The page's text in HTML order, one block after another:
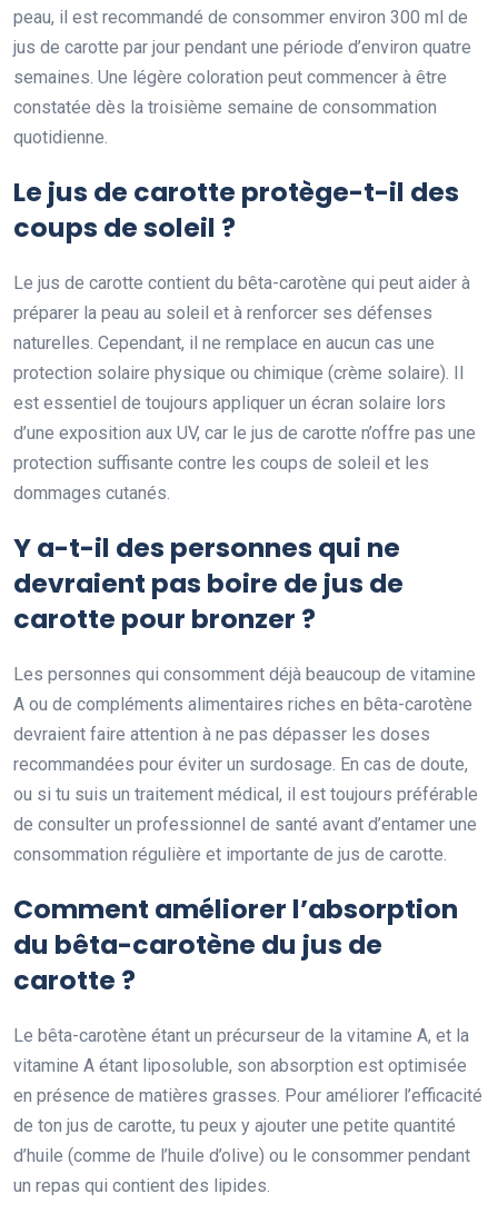
peau, il est recommandé de consommer environ 300 ml de
jus de carotte par jour pendant une période d’environ quatre
semaines. Une légère coloration peut commencer à être
constatée dès la troisième semaine de consommation
quotidienne.
Le jus de carotte protège-t-il des
coups de soleil ?
Le jus de carotte contient du bêta-carotène qui peut aider à
préparer la peau au soleil et à renforcer ses défenses
naturelles. Cependant, il ne remplace en aucun cas une
protection solaire physique ou chimique (crème solaire). Il
est essentiel de toujours appliquer un écran solaire lors
d’une exposition aux UV, car le jus de carotte n’offre pas une
protection suffisante contre les coups de soleil et les
dommages cutanés.
Y a-t-il des personnes qui ne
devraient pas boire de jus de
carotte pour bronzer ?
Les personnes qui consomment déjà beaucoup de vitamine
A ou de compléments alimentaires riches en bêta-carotène
devraient faire attention à ne pas dépasser les doses
recommandées pour éviter un surdosage. En cas de doute,
ou si tu suis un traitement médical, il est toujours préférable
de consulter un professionnel de santé avant d’entamer une
consommation régulière et importante de jus de carotte.
Comment améliorer l’absorption
du bêta-carotène du jus de
carotte ?
Le bêta-carotène étant un précurseur de la vitamine A, et la
vitamine A étant liposoluble, son absorption est optimisée
en présence de matières grasses. Pour améliorer l’efficacité
de ton jus de carotte, tu peux y ajouter une petite quantité
d’huile (comme de l’huile d’olive) ou le consommer pendant
un repas qui contient des lipides.